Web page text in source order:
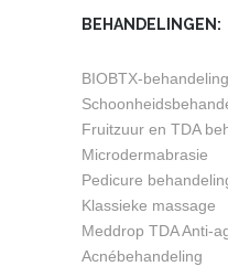
BEHANDELINGEN:
BIOBTX-behandeling
Fruitzuur en TDA
Microdermabrasie
Pedicure
Klassieke massage
Meddrop TDA Anti-
Acnébehandeling